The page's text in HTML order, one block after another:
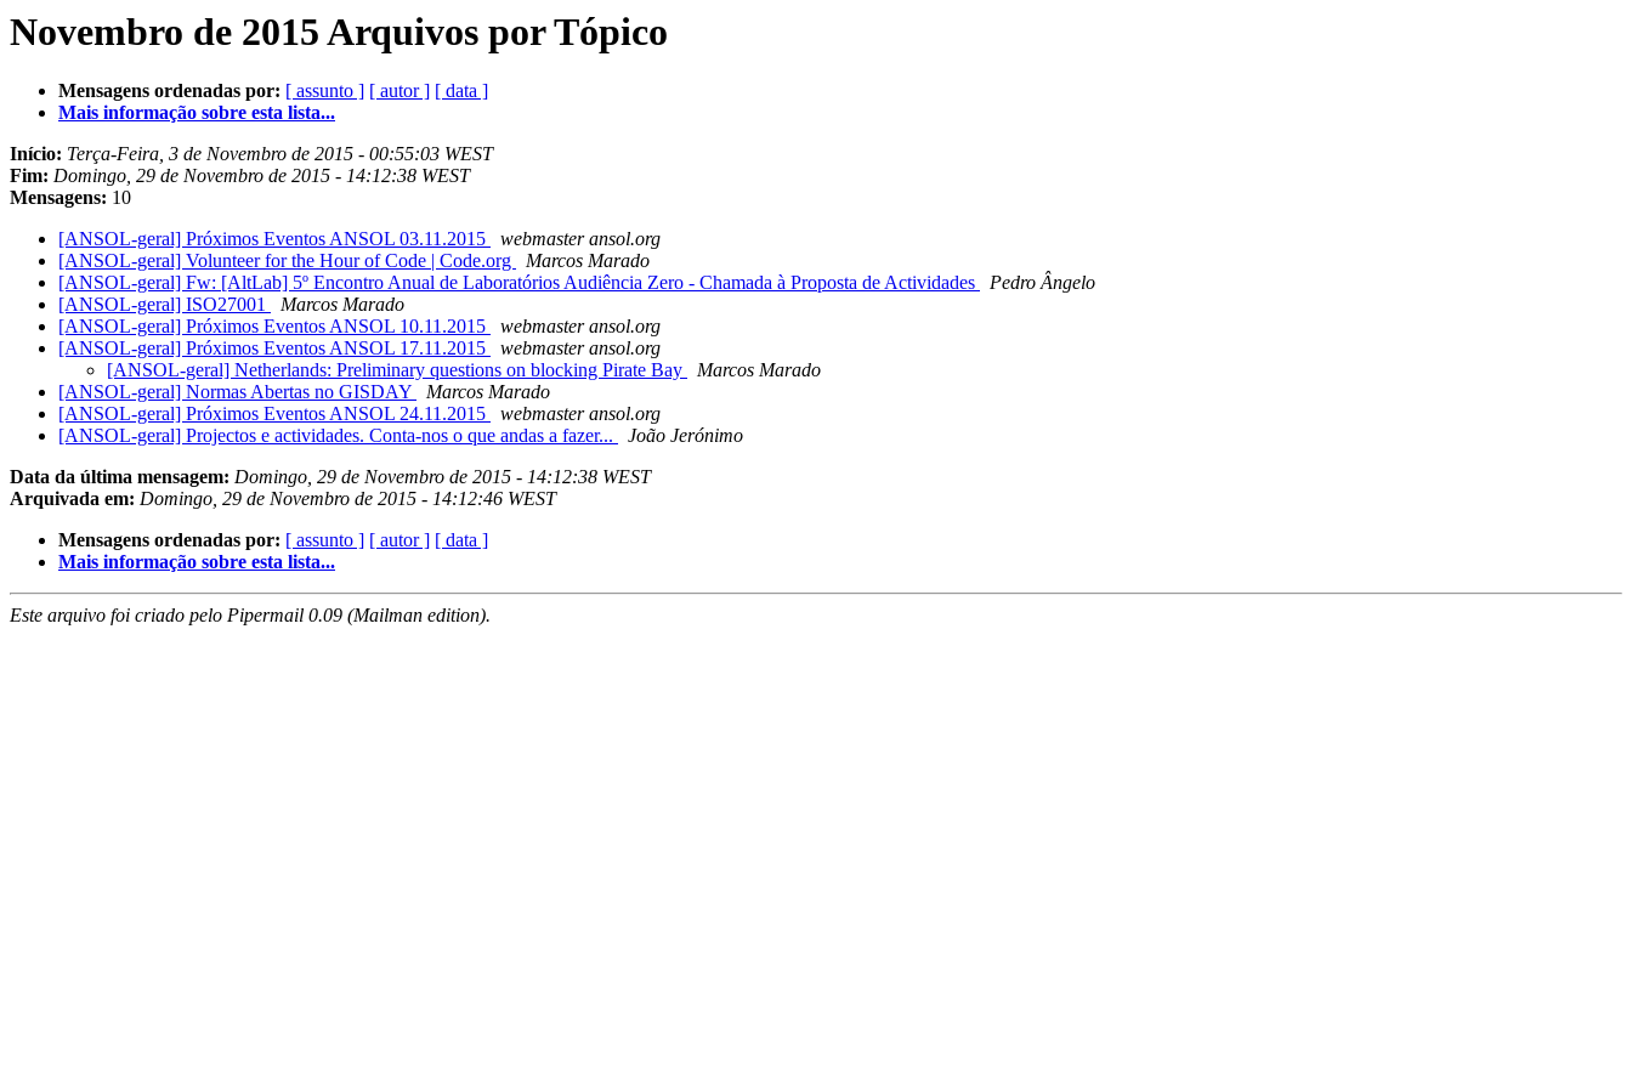
Novembro de 2015 Arquivos por Tópico
Mensagens ordenadas por: [ assunto ] [ autor ] [ data ]
Mais informação sobre esta lista...
Início: Terça-Feira, 3 de Novembro de 2015 - 00:55:03 WEST
Fim: Domingo, 29 de Novembro de 2015 - 14:12:38 WEST
Mensagens: 10
[ANSOL-geral] Próximos Eventos ANSOL 03.11.2015
webmaster ansol.org
[ANSOL-geral] Volunteer for the Hour of Code | Code.org
Marcos Marado
[ANSOL-geral] Fw: [AltLab] 5º Encontro Anual de Laboratórios Audiência Zero - Chamada à Proposta de Actividades
Pedro Ângelo
[ANSOL-geral] ISO27001
Marcos Marado
[ANSOL-geral] Próximos Eventos ANSOL 10.11.2015
webmaster ansol.org
[ANSOL-geral] Próximos Eventos ANSOL 17.11.2015
webmaster ansol.org
[ANSOL-geral] Netherlands: Preliminary questions on blocking Pirate Bay
Marcos Marado
[ANSOL-geral] Normas Abertas no GISDAY
Marcos Marado
[ANSOL-geral] Próximos Eventos ANSOL 24.11.2015
webmaster ansol.org
[ANSOL-geral] Projectos e actividades. Conta-nos o que andas a fazer...
João Jerónimo
Data da última mensagem: Domingo, 29 de Novembro de 2015 - 14:12:38 WEST
Arquivada em: Domingo, 29 de Novembro de 2015 - 14:12:46 WEST
Mensagens ordenadas por: [ assunto ] [ autor ] [ data ]
Mais informação sobre esta lista...
Este arquivo foi criado pelo Pipermail 0.09 (Mailman edition).